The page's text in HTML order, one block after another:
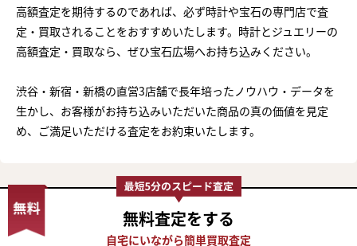
高額査定を期待するのであれば、必ず時計や宝石の専門店で査
定・買取されることをおすすめいたします。時計とジュエリーの
高額査定・買取なら、ぜひ宝石広場へお持ち込みください。
渋谷・新宿・新橋の直営3店舗で長年培ったノウハウ・データを
生かし、お客様がお持ち込みいただいた商品の真の価値を見定
め、ご満足いただける査定をお約束いたします。
無料査定をする